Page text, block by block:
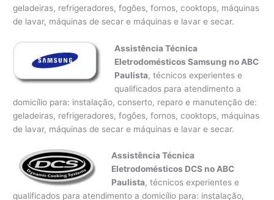
geladeiras, refrigeradores, fogões, fornos, cooktops, máquinas
de lavar, máquinas de secar e máquinas e lavar e secar.
Assistência Técnica
Eletrodomésticos Samsung no ABC
Paulista, técnicos experientes e
qualificados para atendimento a
domicílio para: instalação, conserto, reparo e manutenção de:
geladeiras, refrigeradores, fogões, fornos, cooktops, máquinas
de lavar, máquinas de secar e máquinas e lavar e secar.
Assistência Técnica
Eletrodomésticos DCS no ABC
Paulista, técnicos experientes e
qualificados para atendimento a domicílio para: instalação,